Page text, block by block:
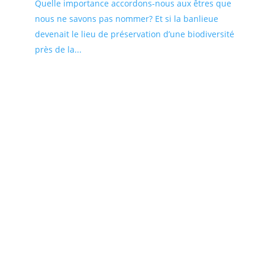
Quelle importance accordons-nous aux êtres que
nous ne savons pas nommer? Et si la banlieue
devenait le lieu de préservation d’une biodiversité
près de la...